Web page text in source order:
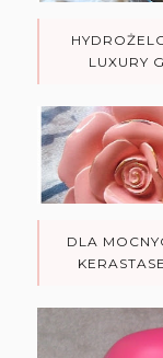
LUXURY
DLA